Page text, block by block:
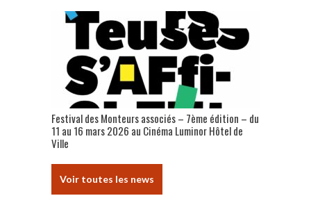
Festival des Monteurs associés – 7ème édition – du
11 au 16 mars 2026 au Cinéma Luminor Hôtel de
Ville
Voir toutes les news